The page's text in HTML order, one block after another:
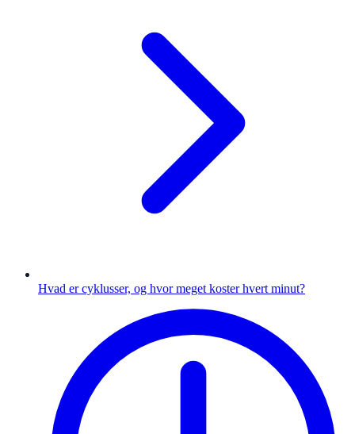
Hvad er cyklusser, og hvor meget koster hvert minut?